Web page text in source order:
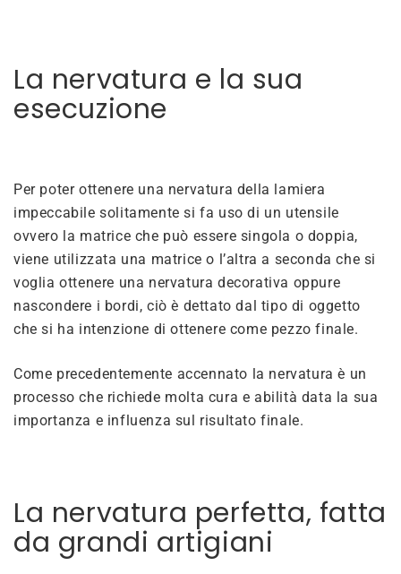
La nervatura e la sua
esecuzione
Per poter ottenere una nervatura della lamiera
impeccabile solitamente si fa uso di un utensile
ovvero la matrice che può essere singola o doppia,
viene utilizzata una matrice o l’altra a seconda che si
voglia ottenere una nervatura decorativa oppure
nascondere i bordi, ciò è dettato dal tipo di oggetto
che si ha intenzione di ottenere come pezzo finale.
Come precedentemente accennato la nervatura è un
processo che richiede molta cura e abilità data la sua
importanza e influenza sul risultato finale.
La nervatura perfetta, fatta
da grandi artigiani